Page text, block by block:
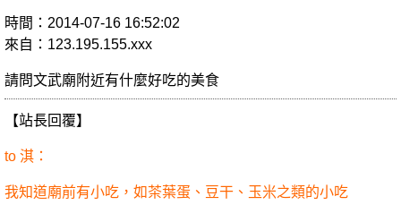
時間：2014-07-16 16:52:02
來自：123.195.155.xxx
請問文武廟附近有什麼好吃的美食
【站長回覆】
to 淇：
我知道廟前有小吃，如茶葉蛋、豆干、玉米之類的小吃